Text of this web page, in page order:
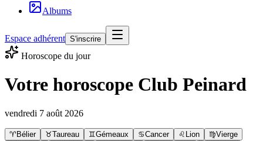
Albums
Espace adhérent S'inscrire
Horoscope du jour
Votre horoscope Club Peinard
vendredi 7 août 2026
♈ Bélier ♉Taureau ♊Gémeaux ♋Cancer ♌ Lion ♍Vierge